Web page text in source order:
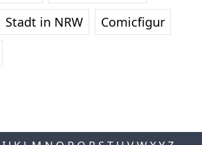
Stadt in NRW
Comicfigur